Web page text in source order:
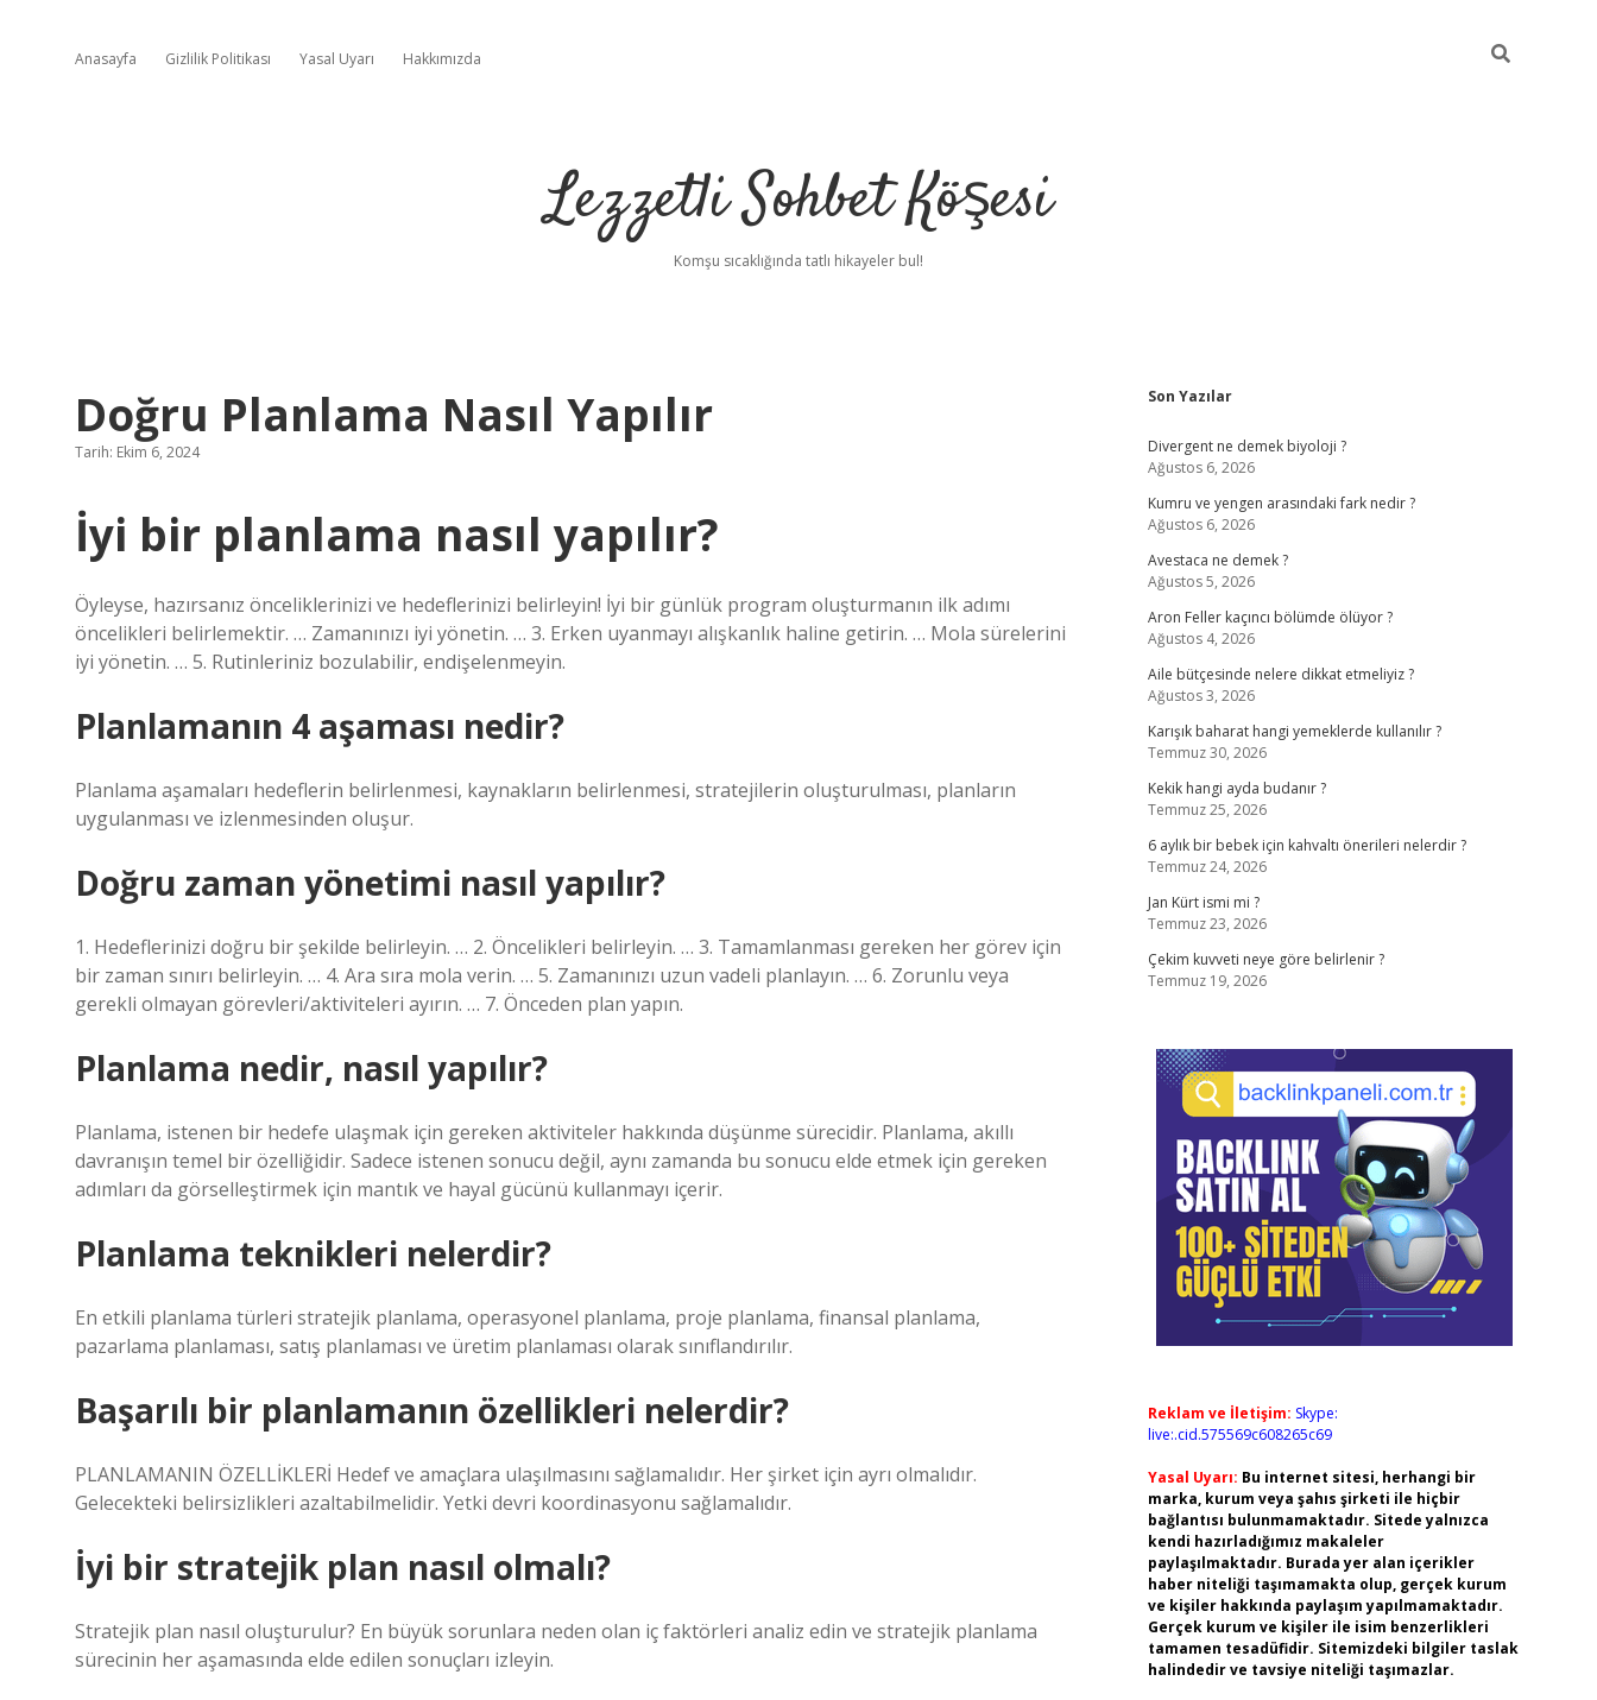
Anasayfa Gizlilik Politikası Yasal Uyarı Hakkımızda
Lezzetli Sohbet Köşesi
Komşu sıcaklığında tatlı hikayeler bul!
Doğru Planlama Nasıl Yapılır
Tarih: Ekim 6, 2024
İyi bir planlama nasıl yapılır?
Öyleyse, hazırsanız önceliklerinizi ve hedeflerinizi belirleyin! İyi bir günlük program oluşturmanın ilk adımı
öncelikleri belirlemektir. … Zamanınızı iyi yönetin. … 3. Erken uyanmayı alışkanlık haline getirin. … Mola sürelerini
iyi yönetin. … 5. Rutinleriniz bozulabilir, endişelenmeyin.
Planlamanın 4 aşaması nedir?
Planlama aşamaları hedeflerin belirlenmesi, kaynakların belirlenmesi, stratejilerin oluşturulması, planların
uygulanması ve izlenmesinden oluşur.
Doğru zaman yönetimi nasıl yapılır?
1. Hedeflerinizi doğru bir şekilde belirleyin. … 2. Öncelikleri belirleyin. … 3. Tamamlanması gereken her görev için
bir zaman sınırı belirleyin. … 4. Ara sıra mola verin. … 5. Zamanınızı uzun vadeli planlayın. … 6. Zorunlu veya
gerekli olmayan görevleri/aktiviteleri ayırın. … 7. Önceden plan yapın.
Planlama nedir, nasıl yapılır?
Planlama, istenen bir hedefe ulaşmak için gereken aktiviteler hakkında düşünme sürecidir. Planlama, akıllı
davranışın temel bir özelliğidir. Sadece istenen sonucu değil, aynı zamanda bu sonucu elde etmek için gereken
adımları da görselleştirmek için mantık ve hayal gücünü kullanmayı içerir.
Planlama teknikleri nelerdir?
En etkili planlama türleri stratejik planlama, operasyonel planlama, proje planlama, finansal planlama,
pazarlama planlaması, satış planlaması ve üretim planlaması olarak sınıflandırılır.
Başarılı bir planlamanın özellikleri nelerdir?
PLANLAMANIN ÖZELLİKLERİ Hedef ve amaçlara ulaşılmasını sağlamalıdır. Her şirket için ayrı olmalıdır.
Gelecekteki belirsizlikleri azaltabilmelidir. Yetki devri koordinasyonu sağlamalıdır.
İyi bir stratejik plan nasıl olmalı?
Stratejik plan nasıl oluşturulur? En büyük sorunlara neden olan iç faktörleri analiz edin ve stratejik planlama
sürecinin her aşamasında elde edilen sonuçları izleyin.
Sidebar
Son Yazılar
Divergent ne demek biyoloji ?
Ağustos 6, 2026
Kumru ve yengen arasındaki fark nedir ?
Ağustos 6, 2026
Avestaca ne demek ?
Ağustos 5, 2026
Aron Feller kaçıncı bölümde ölüyor ?
Ağustos 4, 2026
Aile bütçesinde nelere dikkat etmeliyiz ?
Ağustos 3, 2026
Karışık baharat hangi yemeklerde kullanılır ?
Temmuz 30, 2026
Kekik hangi ayda budanır ?
Temmuz 25, 2026
6 aylık bir bebek için kahvaltı önerileri nelerdir ?
Temmuz 24, 2026
Jan Kürt ismi mi ?
Temmuz 23, 2026
Çekim kuvveti neye göre belirlenir ?
Temmuz 19, 2026
Reklam ve İletişim: Skype:
live:.cid.575569c608265c69
Yasal Uyarı: Bu internet sitesi, herhangi bir
marka, kurum veya şahıs şirketi ile hiçbir
bağlantısı bulunmamaktadır. Sitede yalnızca
kendi hazırladığımız makaleler
paylaşılmaktadır. Burada yer alan içerikler
haber niteliği taşımamakta olup, gerçek kurum
ve kişiler hakkında paylaşım yapılmamaktadır.
Gerçek kurum ve kişiler ile isim benzerlikleri
tamamen tesadüfidir. Sitemizdeki bilgiler taslak
halindedir ve tavsiye niteliği taşımazlar.
vdcasino güncel giriş